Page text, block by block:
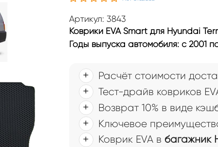
7мест 2001 – 2007
Артикул: 3843
Коврики EVA Smart для Hyundai
Годы выпуска автомобиля: с 2001
Расчёт стоимости
Тест-драйв ковриков
Возврат 10% в виде
Ключевое
Коврик EVA в багажник